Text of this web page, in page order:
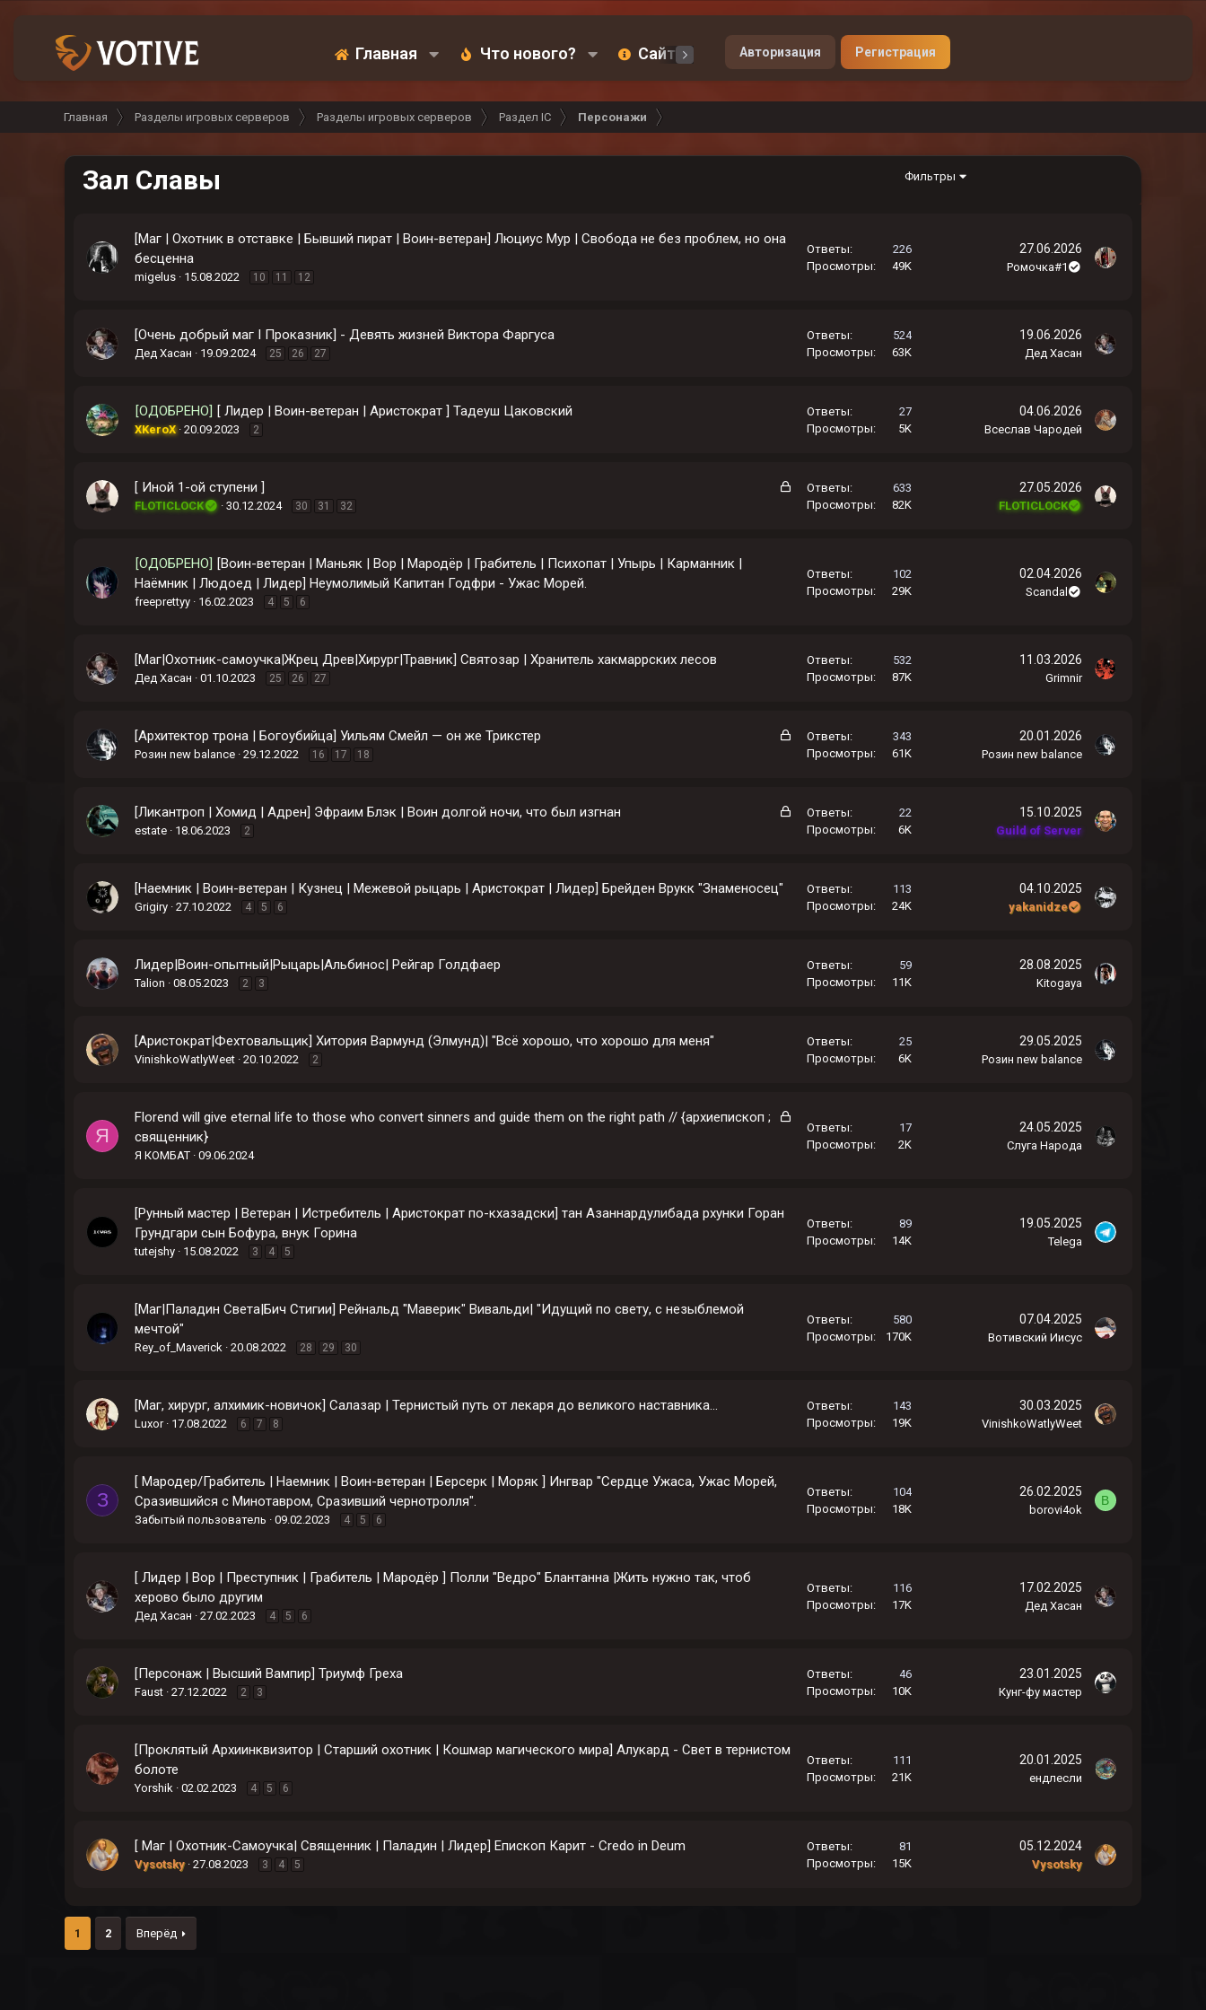
Главная Что нового? Сайт Карта Донат
Авторизация Регистрация
Главная Разделы игровых серверов Разделы игровых серверов Раздел IC Персонажи
Зал Славы Фильтры
[Маг | Охотник в отставке | Бывший пират | Воин-ветеран] Люциус Мур | Свобода не без проблем, но она
бесценна
migelus 15.08.2022 10 11 12
Ответы
226
Просмотры
49K
27.06.2026
Ромочка#1
[Очень добрый маг I Проказник] - Девять жизней Виктора Фаргуса
Дед Хасан 19.09.2024 25 26 27
Ответы
524
Просмотры
63K
19.06.2026
Дед Хасан
[ОДОБРЕНО] [ Лидер | Воин-ветеран | Аристократ ] Тадеуш Цаковский
XKeroX 20.09.2023 2
Ответы
27
Просмотры
5K
04.06.2026
Всеслав Чародей
З
[ Иной 1-ой ступени ]
FLOTICLOCK 30.12.2024 30 31 32
Ответы
633
Просмотры
82K
27.05.2026
FLOTICLOCK
[ОДОБРЕНО] [Воин-ветеран | Маньяк | Вор | Мародёр | Грабитель | Психопат | Упырь | Карманник |
Наёмник | Людоед | Лидер] Неумолимый Капитан Годфри - Ужас Морей.
freeprettyy 16.02.2023 4 5 6
Ответы
102
Просмотры
29K
02.04.2026
Scandal
[Маг|Охотник-самоучка|Жрец Древ|Хирург|Травник] Святозар | Хранитель хакмаррских лесов
Дед Хасан 01.10.2023 25 26 27
Ответы
532
Просмотры
87K
11.03.2026
Grimnir
З
ы
[Архитектор трона | Богоубийца] Уильям Смейл — он же Трикстер
Розин new balance 29.12.2022 16 17 18
Ответы
343
Просмотры
61K
20.01.2026
Розин new balance
З
[Ликантроп | Хомид | Адрен] Эфраим Блэк | Воин долгой ночи, что был изгнан
estate 18.06.2023 2
Ответы
22
Просмотры
6K
15.10.2025
Guild of Server
[Наемник | Воин-ветеран | Кузнец | Межевой рыцарь | Аристократ | Лидер] Брейден Врукк "Знаменосец"
Grigiry 27.10.2022 4 5 6
Ответы
113
Просмотры
24K
04.10.2025
yakanidze
Лидер|Воин-опытный|Рыцарь|Альбинос| Рейгар Голдфаер
Talion 08.05.2023 2 3
Ответы
59
Просмотры
11K
28.08.2025
Kitogaya
[Аристократ|Фехтовальщик] Хитория Вармунд (Элмунд)| "Всё хорошо, что хорошо для меня"
VinishkoWatlyWeet 20.10.2022 2
Ответы
25
Просмотры
6K
29.05.2025
Розин new balance
Я
З
Florend will give eternal life to those who convert sinners and guide them on the right path // {архиепископ ;
священник}
Я КОМБАТ 09.06.2024
Ответы
17
Просмотры
2K
24.05.2025
Слуга Народа
[Рунный мастер | Ветеран | Истребитель | Аристократ по-кхазадски] тан Азаннардулибада рхунки Горан
Грундгари сын Бофура, внук Горина
tutejshy 15.08.2022 3 4 5
Ответы
89
Просмотры
14K
19.05.2025
Telega
[Маг|Паладин Света|Бич Стигии] Рейнальд "Маверик" Вивальди| "Идущий по свету, с незыблемой
мечтой"
Rey_of_Maverick 20.08.2022 28 29 30
Ответы
580
Просмотры
170K
07.04.2025
Вотивский Иисус
[Маг, хирург, алхимик-новичок] Салазар | Тернистый путь от лекаря до великого наставника...
Luxor 17.08.2022 6 7 8
Ответы
143
Просмотры
19K
30.03.2025
VinishkoWatlyWeet
З
[ Мародер/Грабитель | Наемник | Воин-ветеран | Берсерк | Моряк ] Ингвар "Сердце Ужаса, Ужас Морей,
Сразившийся с Минотавром, Сразивший чернотролля".
Забытый пользователь 09.02.2023 4 5 6
Ответы
104
Просмотры
18K
26.02.2025
borovi4ok
B
[ Лидер | Вор | Преступник | Грабитель | Мародёр ] Полли "Ведро" Блантанна |Жить нужно так, чтоб
херово было другим
Дед Хасан 27.02.2023 4 5 6
Ответы
116
Просмотры
17K
17.02.2025
Дед Хасан
[Персонаж | Высший Вампир] Триумф Греха
Faust 27.12.2022 2 3
Ответы
46
Просмотры
10K
23.01.2025
Кунг-фу мастер
[Проклятый Архиинквизитор | Старший охотник | Кошмар магического мира] Алукард - Свет в тернистом
болоте
Yorshik 02.02.2023 4 5 6
Ответы
111
Просмотры
21K
20.01.2025
ендлесли
[ Маг | Охотник-Самоучка| Священник | Паладин | Лидер] Епископ Карит - Credo in Deum
Vysotsky 27.08.2023 3 4 5
Ответы
81
Просмотры
15K
05.12.2024
Vysotsky
1 2 Вперёд